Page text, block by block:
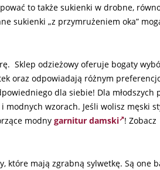
to także sukienki w drobne,
sukienki „z przymrużeniem oka”
Sklep odzieżowy oferuje bogaty
oraz odpowiadają różnym
dla siebie! Dla młodszych
modnych wzorach. Jeśli wolisz męski
modny garnitur damski ! Zobacz
które mają zgrabną sylwetkę. Są one